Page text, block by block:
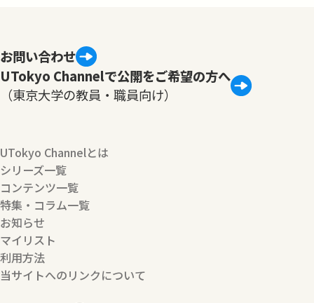
お問い合わせ
UTokyo Channelで公開をご希望の方へ
（東京大学の教員・職員向け）
UTokyo Channelとは
シリーズ一覧
コンテンツ一覧
特集・コラム一覧
お知らせ
マイリスト
利用方法
当サイトへのリンクについて